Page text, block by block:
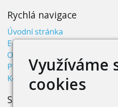
Rychlá navigace
Úvodní stránka
E-shop
Obchodní podmínky
Platba a doprava
Kontakty
Spolufinancováno EU
Využíváme
cookies